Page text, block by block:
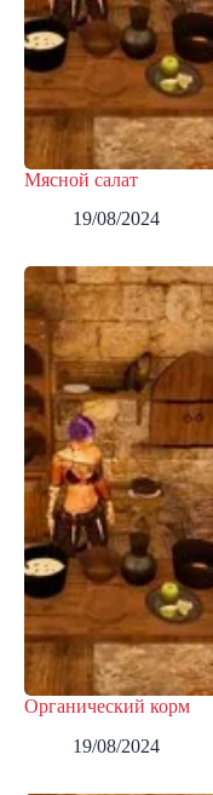
Мясной салат
19/08/2024
Органический корм
19/08/2024